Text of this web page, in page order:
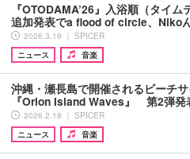
『OTODAMA’26』入浴順（タイム
追加発表でa flood of circle、Niko
2026.3.19 ｜ SPICER
ニュース
音楽
沖縄・瀬長島で開催されるビーチ
『Orion Island Waves』 第2弾
2026.2.18 ｜ SPICER
ニュース
音楽